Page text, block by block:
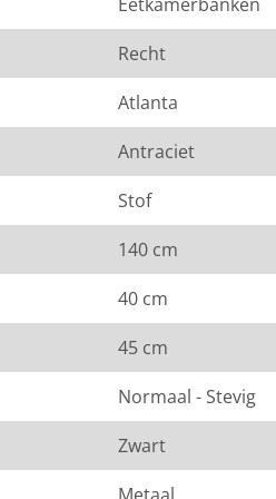
stofsoort met een
een zeer opvallende en
voor zowel een modern als
PES (polyester).
vezel die licht,
en water afstotend. Je
neutrale zeep of groene
over hetonderhoud van
in één pakket geleverd. Er
Recht
Atlanta
Antraciet
Stof
140 cm
40 cm
45 cm
Normaal - Stevig
Zwart
Metaal
levertijd